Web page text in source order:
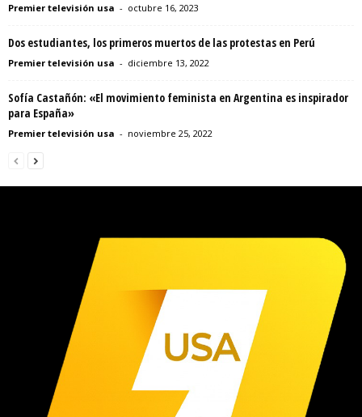
Premier televisión usa - octubre 16, 2023
Dos estudiantes, los primeros muertos de las protestas en Perú
Premier televisión usa - diciembre 13, 2022
Sofía Castañón: «El movimiento feminista en Argentina es inspirador
para España»
Premier televisión usa - noviembre 25, 2022